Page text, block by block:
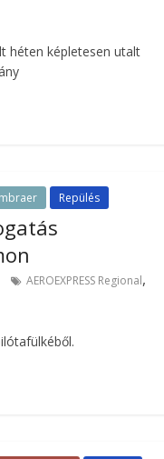
héten képletesen utalt
Repülés
AEROEXPRESS Regional,